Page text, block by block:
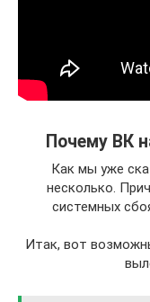
Почему ВК
Как мы уже
несколько.
системных
Итак, вот